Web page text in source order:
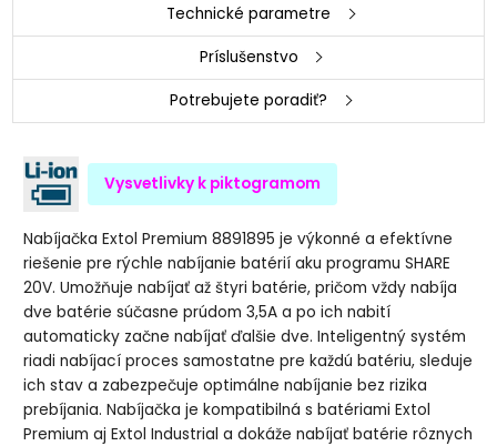
Technické parametre
Príslušenstvo
Potrebujete poradiť?
Vysvetlivky k piktogramom
Nabíjačka Extol Premium 8891895 je výkonné a efektívne
riešenie pre rýchle nabíjanie batérií aku programu SHARE
20V. Umožňuje nabíjať až štyri batérie, pričom vždy nabíja
dve batérie súčasne prúdom 3,5A a po ich nabití
automaticky začne nabíjať ďalšie dve. Inteligentný systém
riadi nabíjací proces samostatne pre každú batériu, sleduje
ich stav a zabezpečuje optimálne nabíjanie bez rizika
prebíjania. Nabíjačka je kompatibilná s batériami Extol
Premium aj Extol Industrial a dokáže nabíjať batérie rôznych